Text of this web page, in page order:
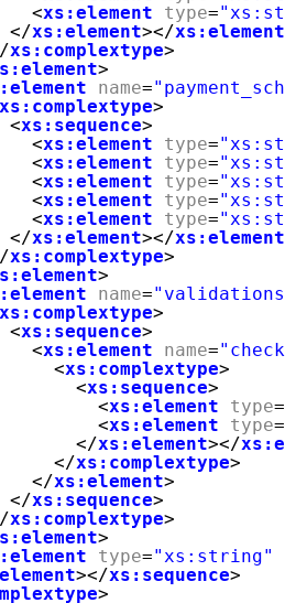
<xs:element type=
</xs:element></xs:element
xs:complextype>
>
name=
xs:complextype>
<xs:sequence>
<xs:element type=
<xs:element type=
<xs:element type=
<xs:element type=
<xs:element type=
</xs:element></xs:element
xs:complextype>
>
name=
xs:complextype>
<xs:sequence>
<xs:element name=
<xs:complextype>
<xs:sequence>
<xs:element type=
<xs:element type=
</xs:element></
</xs:complextype>
</xs:element>
</xs:sequence>
xs:complextype>
>
type="xs:string"
></xs:sequence>
>